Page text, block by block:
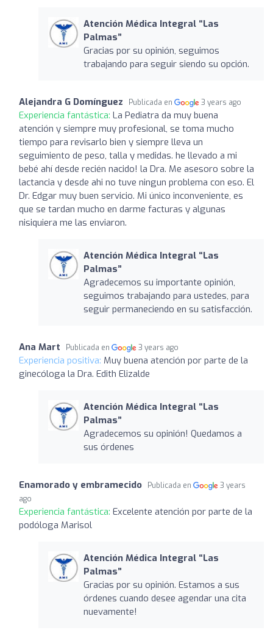
Atención Médica Integral “Las
Palmas”
Gracias por su opinión, seguimos
trabajando para seguir siendo su opción.
Alejandra G Domínguez Publicada en 3 years ago
Experiencia fantástica: La Pediatra da muy buena
atención y siempre muy profesional, se toma mucho
tiempo para revisarlo bien y siempre lleva un
seguimiento de peso, talla y medidas. he llevado a mi
bebé ahí desde recién nacido! la Dra. Me asesoro sobre la
lactancia y desde ahi no tuve ningun problema con eso. El
Dr. Edgar muy buen servicio. Mi único inconveniente, es
que se tardan mucho en darme facturas y algunas
nisiquiera me las enviaron.
Atención Médica Integral “Las
Palmas”
Agradecemos su importante opinión,
seguimos trabajando para ustedes, para
seguir permaneciendo en su satisfacción.
Ana Mart Publicada en 3 years ago
Experiencia positiva: Muy buena atención por parte de la
ginecóloga la Dra. Edith Elizalde
Atención Médica Integral “Las
Palmas”
Agradecemos su opinión! Quedamos a
sus órdenes
Enamorado y embramecido Publicada en
3 years
ago
Experiencia fantástica: Excelente atención por parte de la
podóloga Marisol
Atención Médica Integral “Las
Palmas”
Gracias por su opinión. Estamos a sus
órdenes cuando desee agendar una cita
nuevamente!